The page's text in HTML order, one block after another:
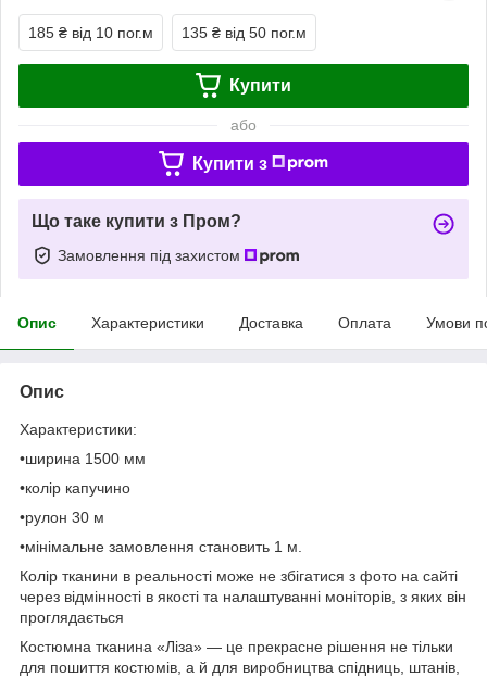
185 ₴ від 10 пог.м 135 ₴ від 50 пог.м
Купити
або
Купити з
Що таке купити з Пром?
Замовлення під захистом
Опис Характеристики Доставка Оплата Умови
Опис
Характеристики:
•ширина 1500 мм
•колір капучино
•рулон 30 м
•мінімальне замовлення становить 1 м.
Колір тканини в реальності може не збігатися з фото на сайті
через відмінності в якості та налаштуванні моніторів, з яких він
проглядається
Костюмна тканина «Ліза» — це прекрасне рішення не тільки
для пошиття костюмів, а й для виробництва спідниць, штанів,